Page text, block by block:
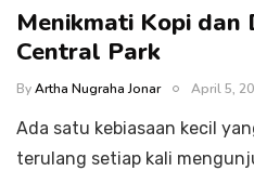
Menikmati Kopi dan
Central Park
ByArtha Nugraha Jonar April 5,
Ada satu kebiasaan kecil
terulang setiap kali